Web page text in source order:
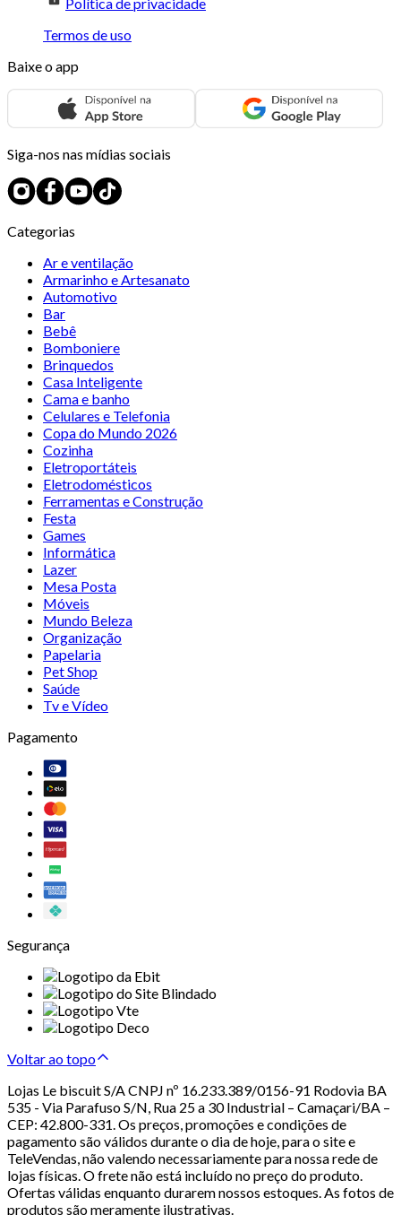
Termos de uso
Baixe o app
Siga-nos nas mídias sociais
Categorias
Ar e ventilação
Armarinho e Artesanato
Automotivo
Bar
Bebê
Bomboniere
Brinquedos
Casa Inteligente
Cama e banho
Celulares e Telefonia
Copa do Mundo 2026
Cozinha
Eletroportáteis
Eletrodomésticos
Ferramentas e Construção
Festa
Games
Informática
Lazer
Mesa Posta
Móveis
Mundo Beleza
Organização
Papelaria
Pet Shop
Saúde
Tv e Vídeo
Pagamento
Segurança
Voltar ao topo
Lojas Le biscuit S/A CNPJ nº 16.233.389/0156-91 Rodovia BA
535 - Via Parafuso S/N, Rua 25 a 30 Industrial – Camaçari/BA –
CEP: 42.800-331. Os preços, promoções e condições de
pagamento são válidos durante o dia de hoje, para o site e
TeleVendas, não valendo necessariamente para nossa rede de
lojas físicas. O frete não está incluído no preço do produto.
Ofertas válidas enquanto durarem nossos estoques. As fotos de
produtos são meramente ilustrativas.